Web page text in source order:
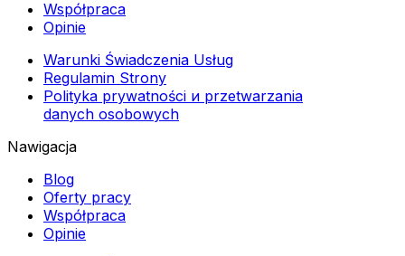
Współpraca
Opinie
Warunki Świadczenia Usług
Regulamin Strony
Polityka prywatności и przetwarzania
danych osobowych
Nawigacja
Blog
Oferty pracy
Współpraca
Opinie